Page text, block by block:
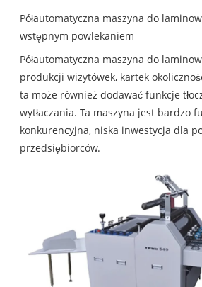
Półautomatyczna maszyna do
wstępnym powlekaniem
Półautomatyczna maszyna do
produkcji wizytówek, kartek
ta może również dodawać funkcje
wytłaczania. Ta maszyna jest bardzo
konkurencyjna, niska inwestycja dla
przedsiębiorców.